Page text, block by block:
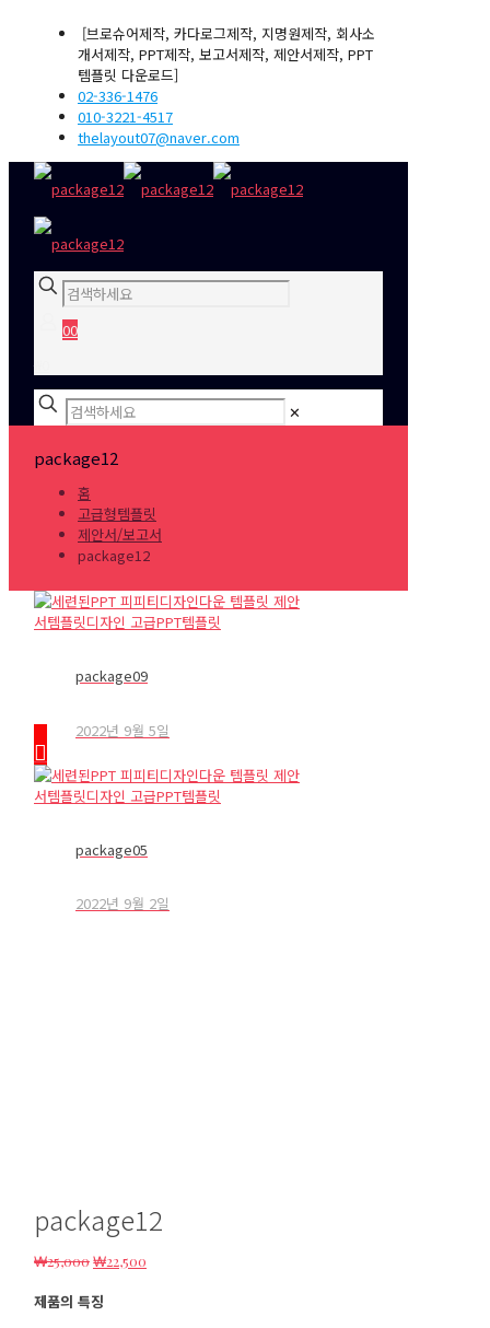
[브로슈어제작, 카다로그제작, 지명원제작, 회사소
개서제작, PPT제작, 보고서제작, 제안서제작, PPT
템플릿 다운로드]
02-336-1476
010-3221-4517
thelayout07@naver.com
00
✕
package12
홈
고급형템플릿
제안서/보고서
package12
package09
2022년 9월 5일
package05
2022년 9월 2일
package12
₩25,000원
가
₩22,500
제품의 특징